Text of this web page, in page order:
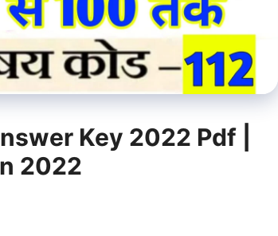
Key 2022 Pdf |
2022